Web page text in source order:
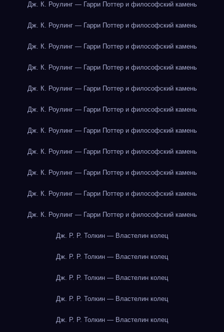
Дж. К. Роулинг — Гарри Поттер и философский камень
Дж. К. Роулинг — Гарри Поттер и философский камень
Дж. К. Роулинг — Гарри Поттер и философский камень
Дж. К. Роулинг — Гарри Поттер и философский камень
Дж. К. Роулинг — Гарри Поттер и философский камень
Дж. К. Роулинг — Гарри Поттер и философский камень
Дж. К. Роулинг — Гарри Поттер и философский камень
Дж. К. Роулинг — Гарри Поттер и философский камень
Дж. К. Роулинг — Гарри Поттер и философский камень
Дж. К. Роулинг — Гарри Поттер и философский камень
Дж. К. Роулинг — Гарри Поттер и философский камень
Дж. Р. Р. Толкин — Властелин колец
Дж. Р. Р. Толкин — Властелин колец
Дж. Р. Р. Толкин — Властелин колец
Дж. Р. Р. Толкин — Властелин колец
Дж. Р. Р. Толкин — Властелин колец